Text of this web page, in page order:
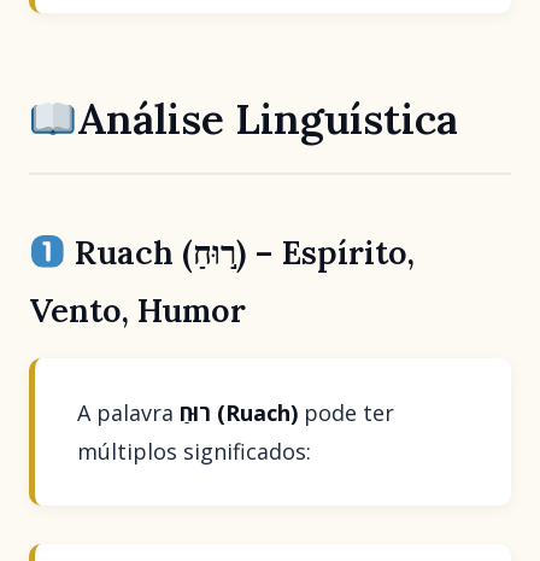
Análise Linguística
Ruach (ר֣וּחַ) – Espírito,
Vento, Humor
A palavra רוּחַ (Ruach) pode ter
múltiplos significados: